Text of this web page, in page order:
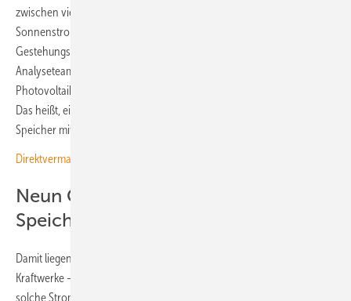
zwischen vier und etwa sieben Cent pro Kilowattstunde. Wenn der
Sonnenstrom noch durch einen Speicher fließt, steigen die
Gestehungskosten auf etwa sechs bis elf Cent pro Kilowattstunde. Das
Analyseteam vom Fraunhofer ISE hat hierbei ein Verhältnis von
Photovoltaikleistung und Speichervolumen von 3:2 vorausgesetzt.
Das heißt, eine drei Megawatt große Solaranlage wird mit einem
Speicher mit einer Kapazität von zwei Megawattstunden kombiniert.
Direktvermarktung marktgerecht und kosteneffizient gestalten
Neun Cent für Dachanlage mit
Speicher sind möglich
Damit liegen diese Kosten unter denen aller konventioneller
Kraftwerke – mit Ausnahme der mit Erdgaskraftwerke, die ebenfalls
solche Stromgestehungskosten erreichen können. Bei Dachanlagen